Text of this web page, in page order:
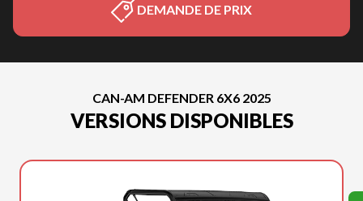
DEMANDE DE PRIX
CAN-AM DEFENDER 6X6 2025
VERSIONS DISPONIBLES